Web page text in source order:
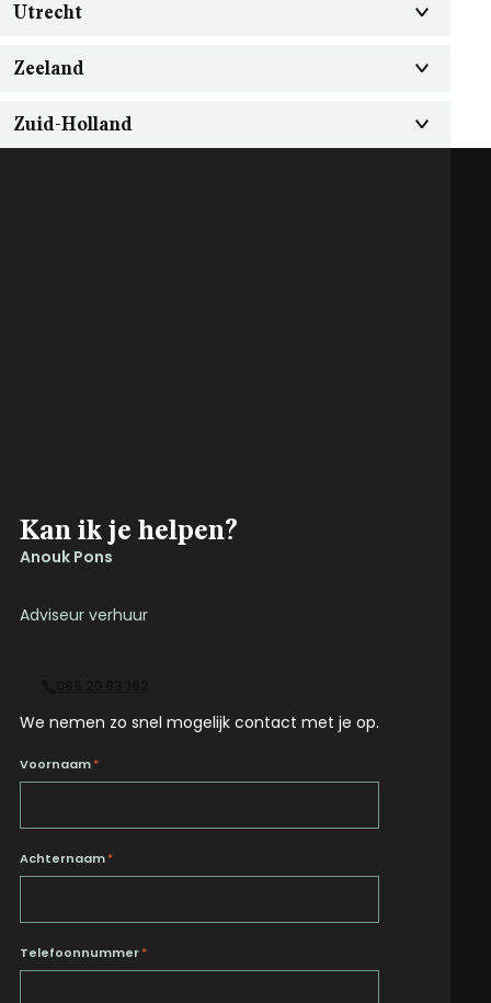
Utrecht
Zeeland
Zuid-Holland
Kan ik je helpen?
Anouk Pons
Adviseur verhuur
We nemen zo snel mogelijk contact met je op.
Voornaam*
Achternaam*
Telefoonnummer*